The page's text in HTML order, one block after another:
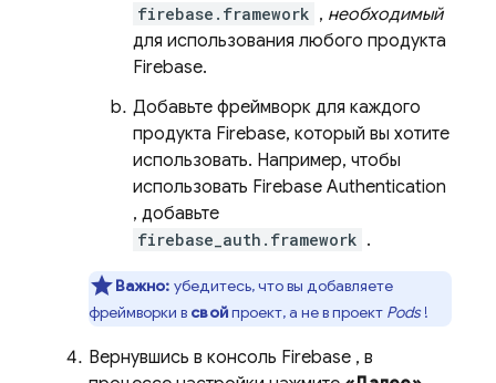
firebase.framework , необходимый
для использования любого продукта
Firebase.
Добавьте фреймворк для каждого
продукта Firebase, который вы хотите
использовать. Например, чтобы
использовать Firebase Authentication
, добавьте
firebase_auth.framework .
Важно: убедитесь, что вы добавляете
фреймворки в свойпроект, а не в проект Pods!
Вернувшись в консоль Firebase , в